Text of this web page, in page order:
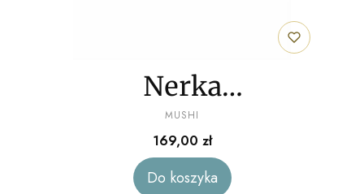
Nerka
"Pomarańczowe
kwiaty" baranek
PRODUCENT
MUSHI
Cena
169,00 zł
Do koszyka